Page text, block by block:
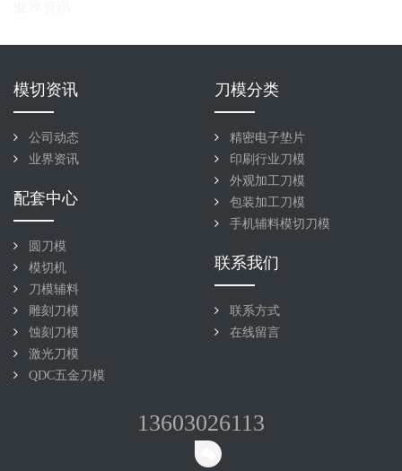
模切资讯
公司动态
业界资讯
刀模分类
精密电子垫片
印刷行业刀模
外观加工刀模
包装加工刀模
手机辅料模切刀模
配套中心
圆刀模
模切机
刀模辅料
雕刻刀模
蚀刻刀模
激光刀模
QDC五金刀模
联系我们
联系方式
在线留言
13603026113